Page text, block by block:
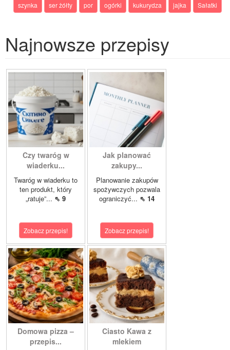
szynka ser żółty por ogórki kukurydza jajka Sałatki
Najnowsze przepisy
Czy twaróg w
wiaderku...
Twaróg w wiaderku to
ten produkt, który
„ratuje”... ⇖ 9
Zobacz przepis!
Jak planować
zakupy...
Planowanie zakupów
spożywczych pozwala
ograniczyć... ⇖ 14
Zobacz przepis!
Domowa pizza –
przepis...
Ciasto Kawa z
mlekiem